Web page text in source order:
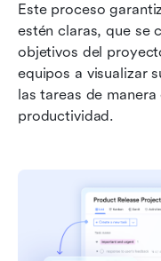
Este proceso
estén claras, que se
objetivos del
equipos a visualizar
las tareas de
productividad.